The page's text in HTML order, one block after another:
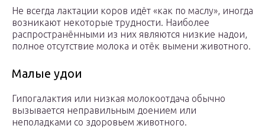
Не всегда лактации коров идёт «как по маслу», иногда
возникают некоторые трудности. Наиболее
распространёнными из них являются низкие надои,
полное отсутствие молока и отёк вымени животного.
Малые удои
Гипогалактия или низкая молокоотдача обычно
вызывается неправильным доением или
неполадками со здоровьем животного.